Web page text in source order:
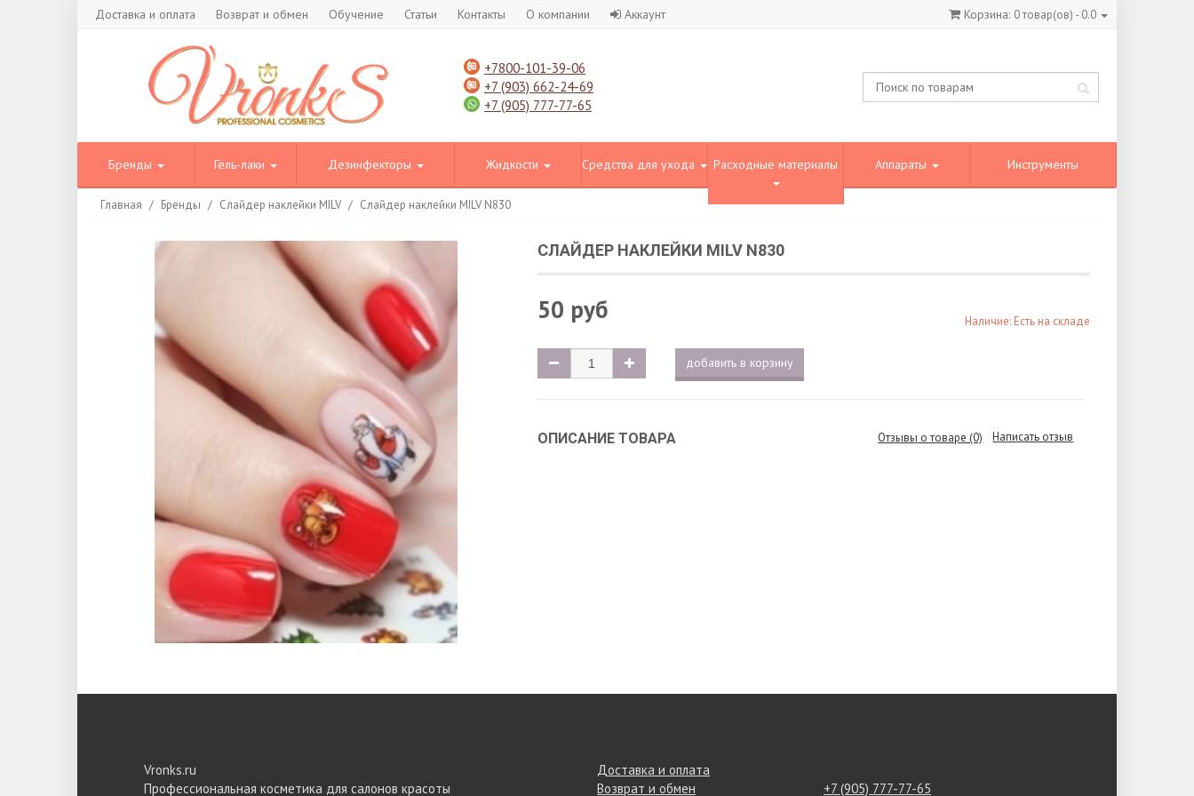
Доставка и оплата Возврат и обмен Обучение Статьи Контакты О компании Корзина: 0товар(ов) - 0.0
Аккаунт
+7800-101-39-06
+7 (903) 662-24-69
+7 (905) 777-77-65
Бренды Гель-лаки Дезинфекторы Жидкости Средства для ухода Расходные материалы Аппараты Инструменты
Главная / Бренды / Слайдер наклейки MILV / Слайдер наклейки MILV N830
СЛАЙДЕР НАКЛЕЙКИ MILV N830
50 руб Наличие: Есть на складе
добавить в корзину
ОПИСАНИЕ ТОВАРА Отзывы о товаре (0) Написать отзыв
Vronks.ru
Профессиональная косметика для салонов красоты
Доставка и оплата
Возврат и обмен
+7 (905) 777-77-65